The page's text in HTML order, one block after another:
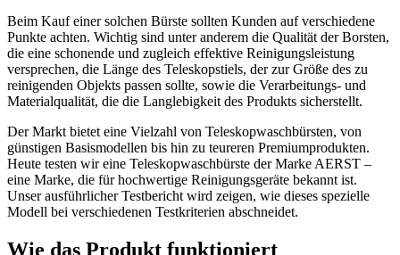
Beim Kauf einer solchen Bürste sollten Kunden auf verschiedene
Punkte achten. Wichtig sind unter anderem die Qualität der Borsten,
die eine schonende und zugleich effektive Reinigungsleistung
versprechen, die Länge des Teleskopstiels, der zur Größe des zu
reinigenden Objekts passen sollte, sowie die Verarbeitungs- und
Materialqualität, die die Langlebigkeit des Produkts sicherstellt.
Der Markt bietet eine Vielzahl von Teleskopwaschbürsten, von
günstigen Basismodellen bis hin zu teureren Premiumprodukten.
Heute testen wir eine Teleskopwaschbürste der Marke AERST –
eine Marke, die für hochwertige Reinigungsgeräte bekannt ist.
Unser ausführlicher Testbericht wird zeigen, wie dieses spezielle
Modell bei verschiedenen Testkriterien abschneidet.
Wie das Produkt funktioniert